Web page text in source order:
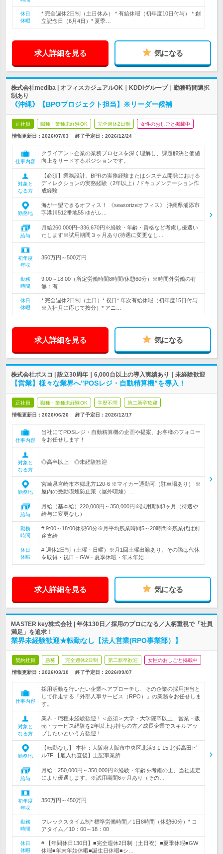
休日
休暇
* 完全週休2日制（土日休み） * 有給休暇（初年度10日付与） * 創
立記念日（6月4日）* 夏季…
求人詳細を見る 気になる
株式会社mediba | オフィスカジュアルOK｜KDDIグループ｜勤務時間選択
制あり
《沖縄》【BPOプロジェクト担当】※リーダー候補
正社員 職種・業種未経験OK 完全週休2日制 女性のおしごと掲載中
情報更新日：2026/07/03 終了予定日： 2026/12/24
仕事内容
クライアント企業の業務プロセスを深く理解し、課題解決と価値
向上をリードするポジションです。
対象と
なる方
【必須】業務設計、BPRの実務経験またはシステム開発における
ディレクションの実務経験（2年以上）/ドキュメンテーション作
成経験
勤務地
海が一望できるオフィス！ 《seasorizeオフィス》 沖縄県浦添市
字港川512番地55 ゆがふ…
給与
月給260,000円~336,670円※経験・年齢・資格など考慮し優遇い
たします※試用期間３ヶ月あり(待遇に変更なし…
初年度
年収
350万円～500万円
勤務
時間
9:00～18:00（所定労働時間8時間/休憩60分）※時間外労働の有
無：有
休日
休暇
* 完全週休2日制（土日）* 祝日* 年次有給休暇（初年度15日付与
※入社月に応じて按分）* アニ…
求人詳細を見る 気になる
株式会社ポスコ | 設立30周年｜6,000台以上の導入実績あり｜未経験歓迎
【営業】様々な業界へ”POSレジ・自動精算機”を導入！
正社員 職種・業種未経験OK 学歴不問 第二新卒歓迎
情報更新日：2026/06/26 終了予定日： 2026/12/17
仕事内容
当社にてPOSレジ・自動精算機の企画や提案、お客様のフォロー
をお任せします！
対象と
なる方
◎高卒以上 ◎未経験歓迎
勤務地
宮崎県宮崎市本郷北方120-6 ※マイカー通勤可（駐車場あり） ※
屋内の受動喫煙防止策（屋外喫煙）…
給与
月給（基本給）220,000円～350,000円※試用期間3ヶ月（待遇や
給与に変更なし）
勤務
時間
# 9:00～18:00休憩60分※月平均残業時間5～20時間※残業代は別
途支給
休日
休暇
# 週休2日制（土曜・日曜）※月1回土曜出勤あり。その際は代休
を取得・祝日・GW・夏季休暇・年末年始…
求人詳細を見る 気になる
MASTER key株式会社 | 年休130日／採用のプロになる／人柄重視で「社員
満足」を追求！
業界未経験歓迎★転勤なし【法人営業(RPO事業部）】
契約社員 急募 完全週休2日制 第二新卒歓迎 女性のおしごと掲載中
情報更新日：2026/03/10 終了予定日： 2026/09/07
仕事内容
採用活動を行いたい企業へアプローチし、その企業の採用担当と
して伴走する『外部人事サービス（RPO）』の業務をお任せしま
す。
対象と
なる方
業界・職種未経験歓迎！＜必須＞大学・大学院卒以上、営業・販
売・サービス経験を2年以上お持ちの方／成長企業でスキルアッ
プしたいという方歓迎！
勤務地
【転勤なし】 本社：大阪府大阪市中央区北浜3-1-15 北浜高田ビ
ル7F 【雇入れ直後】上記事業所…
給与
月給：250,000円～350,000円※経験・年齢を考慮の上、当社規定
により優遇します。※試用期間6ヶ月あり（その…
初年度
年収
350万円～450万円
勤務
時間
フレックスタイム制* 標準労働時間／1日8時間（休憩60分）* コ
アタイム／10：00～18：00
休日
休暇
# 【年間休日130日】■完全週休2日制（土日祝）■夏季休暇■GW
休暇■年末年始休暇■誕生日休暇■シ…